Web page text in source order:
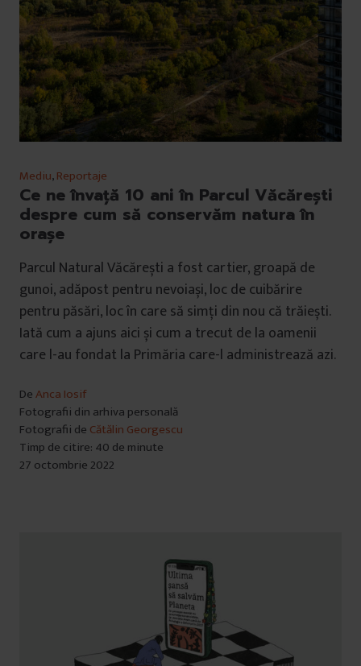
Mediu,Reportaje
Ce ne învață 10 ani în Parcul Văcărești
despre cum să conservăm natura în
orașe
Parcul Natural Văcărești a fost cartier, groapă de
gunoi, adăpost pentru nevoiași, loc de cuibărire
pentru păsări, loc în care să simți din nou că trăiești.
Iată cum a ajuns aici și cum a trecut de la oamenii
care l-au fondat la Primăria care-l administrează azi.
DeAnca Iosif
Fotografii din arhiva personală
Fotografii de Cătălin Georgescu
Timp de citire: 40 de minute
27 octombrie 2022